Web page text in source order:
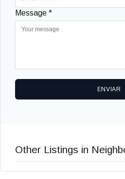
Message *
ENVIAR
Other Listings in